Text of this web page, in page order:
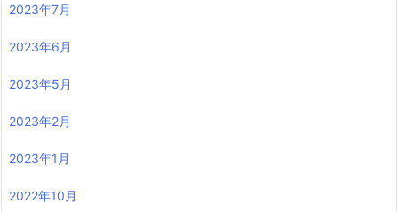
2023年7月
2023年6月
2023年5月
2023年2月
2023年1月
2022年10月